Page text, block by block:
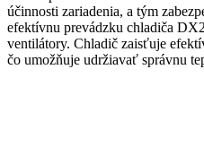
účinnosti zariadenia, a tým
efektívnu prevádzku chladiča
ventilátory. Chladič zaisťuje
čo umožňuje udržiavať správnu